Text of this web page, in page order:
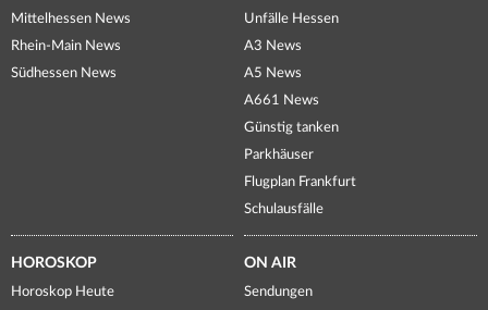
Mittelhessen News
Rhein-Main News
Südhessen News
Unfälle Hessen
A3 News
A5 News
A661 News
Günstig tanken
Parkhäuser
Flugplan Frankfurt
Schulausfälle
HOROSKOP
Horoskop Heute
ON AIR
Sendungen